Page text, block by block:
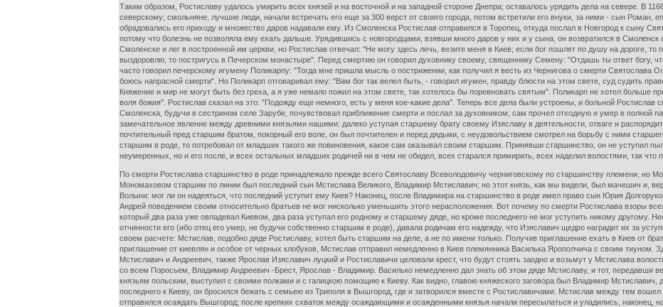
Таким образом, Ростиславу удалось умирить всех князей и на восточной и на западной стороне Днепра; оставалось урядить дела на севере. В
северскому; смольняне, лучшие люди, начали встречать его еще за 300 верст от своего города, потом встретили его внуки, за ними - сын Роман,
обрадовались его приходу и множество даров надавали ему. Из Смоленска Ростислав отправился в Торопец, откуда послал в Новгород к сыну
потому что болезнь не позволяла ему ехать дальше. Урядившись с новгородцами, взявши много даров у них и у сына, он возвратился в Смоленск
Смоленске и лег в построенной им церкви, но Ростислав отвечал: "Не могу здесь лечь, везите меня в Киев; если бог пошлет по душу на дороге, то
выздоровлю, то постригусь в Печерском монастыре". Перед смертию он говорил духовнику своему, священнику Семену: "Отдашь ты ответ богу,
часто говорил печерскому игумену Поликарпу: "Тогда мне пришла мысль о пострижении, как получил я весть из Чернигова о смерти Святослава
боюсь напрасной смерти". Но Поликарп отговаривал ему: "Вам бог так велел быть, - говорил игумен, правду блюсти на этом свете, суд судить
Княжение и мир не могут быть без греха, а я уже немало пожил на этом свете, так хотелось бы поревновать святым". Поликарп не хотел больше
воля божия". Ростислав сказал на это: "Подожду еще немного, есть у меня кое-какие дела". Теперь все дела были устроены, и больной Ростислав
Смоленска, будучи в сестрином селе Зарубе, почувствовал приближение смерти и послал за духовником; сам прочел отходную и умер в полной
замечательное явление между древними князьями нашими: далеко уступая старшему брату своему Изяславу в деятельности, отваге и
почтительный пред старшим братом, покорный его воле, он был почтителен и перед дядьми, с неудовольствием смотрел на борьбу с ними
старшим в роде, то потребовал от младших такого же повиновения, какое сам оказывал своим старшим. Принявши старшинство, он не уступил
неумеренных, но и его после, и всех остальных младших родичей ни в чем не обидел, всех старался примирить, всех наделил волостями, так что
По смерти Ростислава старшинство в роде принадлежало прежде всего Святославу Всеволодовичу черниговскому по старшинству племени, но
Мономаховом старшим по линии был последний сын Мстислава Великого, Владимир Мстиславич; но этот князь, как мы видели, был мачешич и,
Волыни: мог ли он надеяться, что последний уступит ему Киев? Наконец, после Владимира на старшинство в роде имел право сын Юрия
Андрей поведением своим относительно братьев не мог нисколько уменьшить этого нерасположения. Вот почему по смерти Ростислава взоры
который два раза уже овладевал Киевом, два раза уступал его родному и старшему дяде, но кроме последнего не мог уступить никому другому.
отчинности его (ибо отец его умер, не будучи собственно старшим в роде), давала родичам его надежду, что Изяславич щедро наградит их за
своем расчете: Мстислав, подобно дяде Ростиславу, хотел быть старшим на деле, а не по имени только. Получив приглашение ехать в Киев от
приглашение от киевлян и особое от черных клобуков, Мстислав отправил немедленно в Киев племянника Василька Ярополчича с своим тиуном.
Мстиславич и Андреевич, также Ярослав Изяславич луцкий и Ростиславичи целовали крест, что будут стоять заодно и возьмут у Мстислава
со всем Поросьем, Владимир Андреевич -Брест, Ярослав - Владимир. Василько немедленно дал знать об этом дяде Мстиславу, и тот, передавши
князьям польским, выступил с своими полками и с галицкою помощию к Киеву. Как видно, главою княжеского заговора был Владимир Мстиславич,
последнего к Киеву, он бросился бежать с семьею из Триполя в Вышгород, где и затворился вместе с Ростиславичами. Мстислав между тем
отправился осаждать Вышгород; после крепких схваток между осаждающими и осажденными князья начали пересылаться и уладились, наконец,